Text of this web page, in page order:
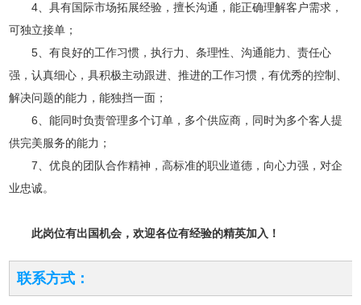
4、具有国际市场拓展经验，擅长沟通，能正确理解客户需求，
可独立接单；
5、有良好的工作习惯，执行力、条理性、沟通能力、责任心
强，认真细心，具积极主动跟进、推进的工作习惯，有优秀的控制、
解决问题的能力，能独挡一面；
6、能同时负责管理多个订单，多个供应商，同时为多个客人提
供完美服务的能力；
7、优良的团队合作精神，高标准的职业道德，向心力强，对企
业忠诚。
此岗位有出国机会，欢迎各位有经验的精英加入！
联系方式：